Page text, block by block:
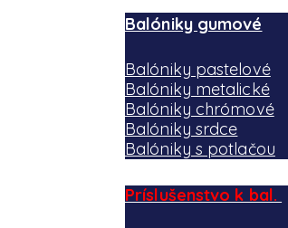
Balóniky gumové
Balóniky pastelové
Balóniky metalické
Balóniky chrómové
Balóniky srdce
Balóniky s potlačou
Príslušenstvo k bal.